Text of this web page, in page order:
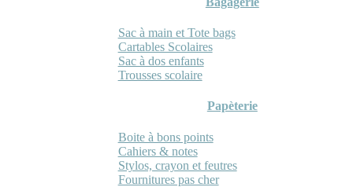
Sac à main et Tote bags
Cartables Scolaires
Sac à dos enfants
Trousses scolaire
Papèterie
Boite à bons points
Cahiers & notes
Stylos, crayon et feutres
Fournitures pas cher